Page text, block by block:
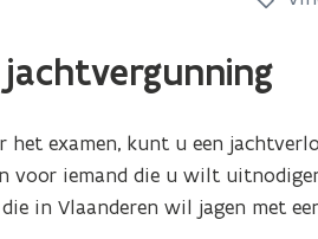
s
h
j
a
s
h
j
c
het examen, kunt u een
voor iemand die u wilt
in Vlaanderen wil jagen met